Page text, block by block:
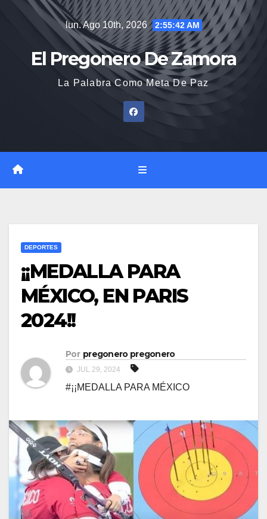
lun. Ago 10th, 2026 2:55:42 AM
El Pregonero De Zamora
La Palabra Como Meta De Paz
DEPORTES
¡¡MEDALLA PARA
MÉXICO, EN PARIS
2024!!
Por pregonero pregonero
JUL 29, 2024
#¡¡MEDALLA PARA MÉXICO